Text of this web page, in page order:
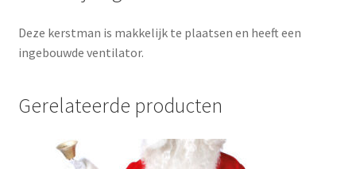
Deze kerstman is makkelijk te plaatsen en heeft een
ingebouwde ventilator.
Gerelateerde producten